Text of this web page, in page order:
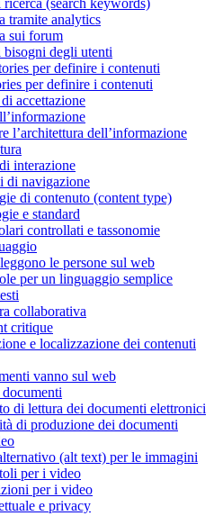
tramite analytics
sui forum
degli utenti
per definire i contenuti
per definire i contenuti
accettazione
l’architettura dell’informazione
interazione
di navigazione
di contenuto (content type)
e standard
controllati e tassonomie
le persone sul web
per un linguaggio semplice
collaborativa
critique
e localizzazione dei contenuti
vanno sul web
di lettura dei documenti elettronici
di produzione dei documenti
(alt text) per le immagini
per i video
per i video
e privacy